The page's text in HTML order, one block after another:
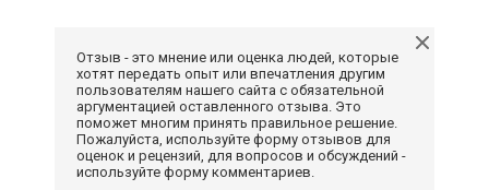
Отзыв - это мнение или оценка людей, которые
хотят передать опыт или впечатления другим
пользователям нашего сайта с обязательной
аргументацией оставленного отзыва. Это
поможет многим принять правильное решение.
Пожалуйста, используйте форму отзывов для
оценок и рецензий, для вопросов и обсуждений -
используйте форму комментариев.